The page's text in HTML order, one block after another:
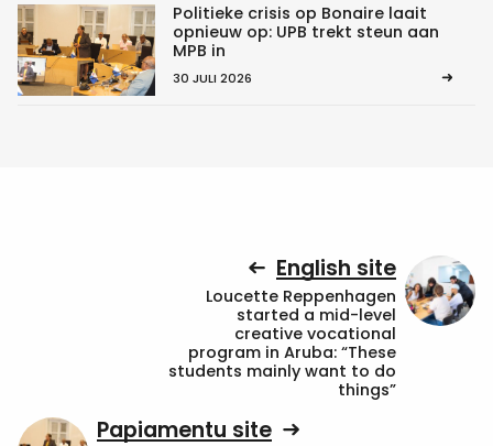
Politieke crisis op Bonaire laait
opnieuw op: UPB trekt steun aan
MPB in
30 JULI 2026
English site
Loucette Reppenhagen
started a mid-level
creative vocational
program in Aruba: “These
students mainly want to do
things”
Papiamentu site